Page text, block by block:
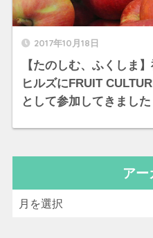
2017年10月18日
【たのしむ、ふくしま
ヒルズにFRUIT
として参加してきました
アー